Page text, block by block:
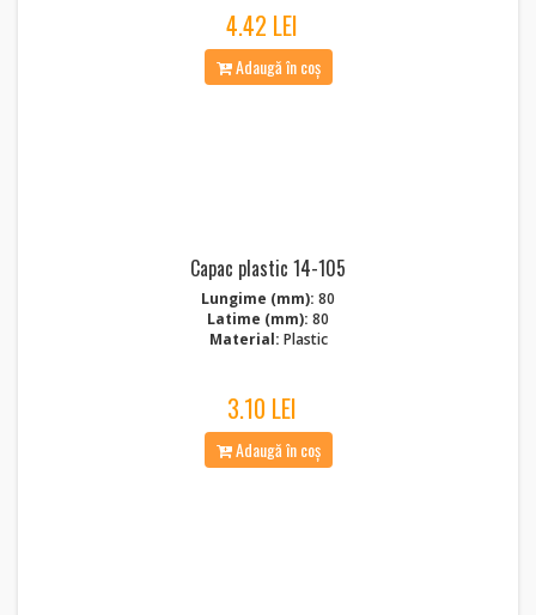
4.42 LEI
Adaugă în coș
Capac plastic 14-105
Lungime (mm): 80
Latime (mm): 80
Material: Plastic
3.10 LEI
Adaugă în coș